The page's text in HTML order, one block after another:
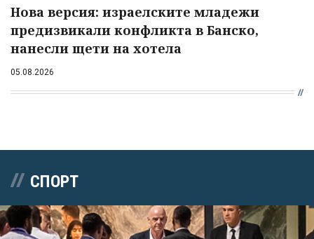
Нова версия: израелските младежи
предизвикали конфликта в Банско,
нанесли щети на хотела
05.08.2026
СПОРТ